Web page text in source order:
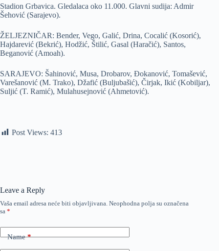
Stadion Grbavica. Gledalaca oko 11.000. Glavni sudija: Admir
Šehović (Sarajevo).
ŽELJEZNIČAR: Bender, Vego, Galić, Drina, Cocalić (Kosorić),
Hajdarević (Bekrić), Hodžić, Štilić, Gasal (Haračić), Santos,
Beganović (Amoah).
SARAJEVO: Šahinović, Musa, Drobarov, Đokanović, Tomašević,
Varešanović (M. Trako), Džafić (Buljubašić), Čirjak, Ikić (Kobiljar),
Suljić (T. Ramić), Mulahusejnović (Ahmetović).
Post Views: 413
Leave a Reply
Vaša email adresa neće biti objavljivana. Neophodna polja su označena
sa *
Name*